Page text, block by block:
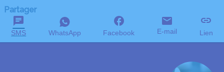
Partager
SMS WhatsApp Facebook E-mail Lien